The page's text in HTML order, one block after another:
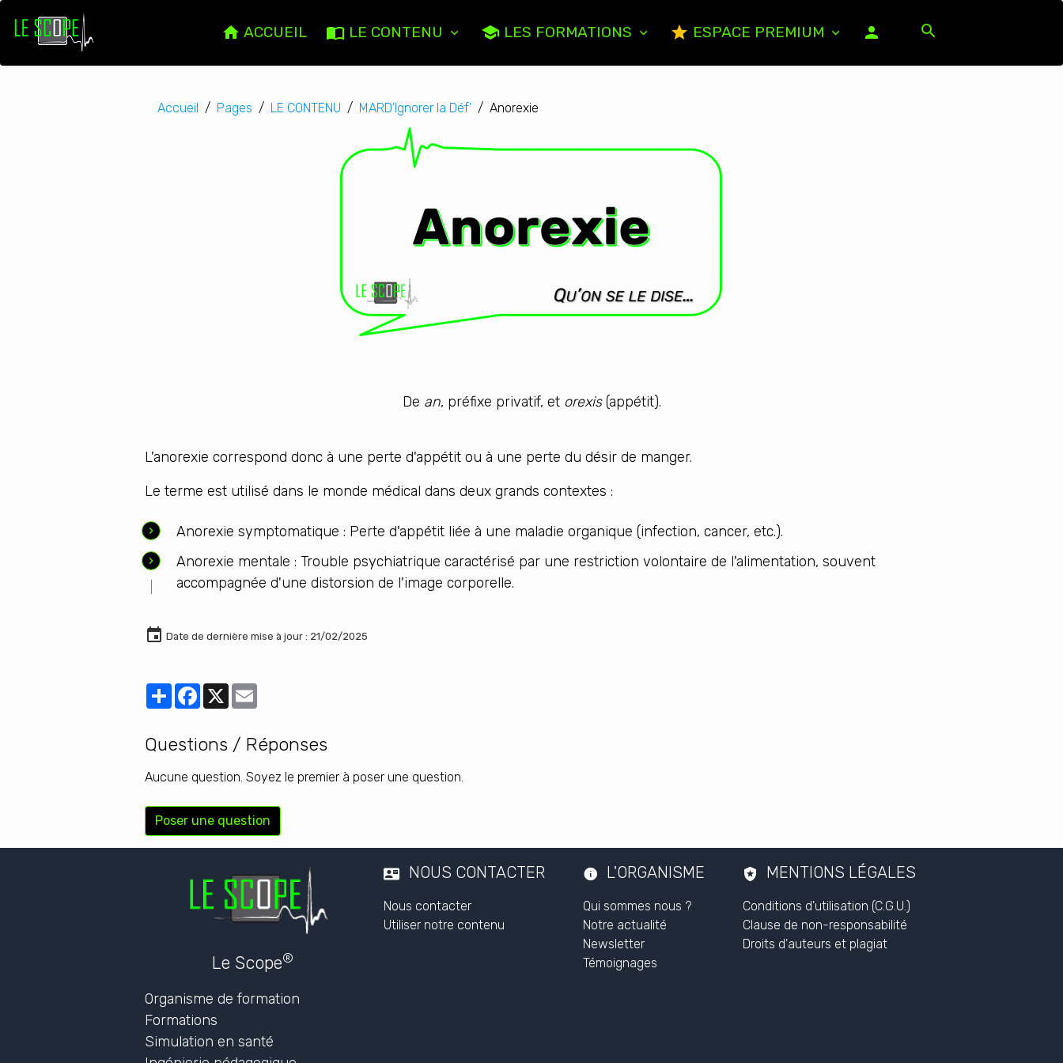
ACCUEIL LE CONTENU LES FORMATIONS ESPACE PREMIUM
Accueil Pages LE CONTENU MARD'Ignorer la Déf' Anorexie
De an, préfixe privatif, et orexis(appétit).
L'anorexie correspond donc à une perte d'appétit ou à une perte du désir de manger.
Le terme est utilisé dans le monde médical dans deux grands contextes :
Anorexie symptomatique : Perte d'appétit liée à une maladie organique (infection, cancer, etc.).
Anorexie mentale : Trouble psychiatrique caractérisé par une restriction volontaire de l'alimentation, souvent
accompagnée d'une distorsion de l'image corporelle.
Date de dernière mise à jour : 21/02/2025
PartagerFacebook
X
Questions / Réponses
Aucune question. Soyez le premier à poser une question.
Poser une question
Le Scope®
Organisme de formation
Formations
Simulation en santé
NOUS CONTACTER
Nous contacter
Utiliser notre contenu
L'ORGANISME
Qui sommes nous ?
Notre actualité
Newsletter
Témoignages
MENTIONS LÉGALES
Conditions d'utilisation (C.G.U.)
Clause de non-responsabilité
Droits d'auteurs et plagiat